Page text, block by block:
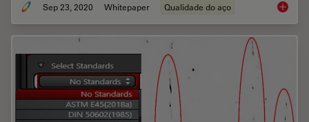
Sep 23, 2020 Whitepaper Qualidade do aço